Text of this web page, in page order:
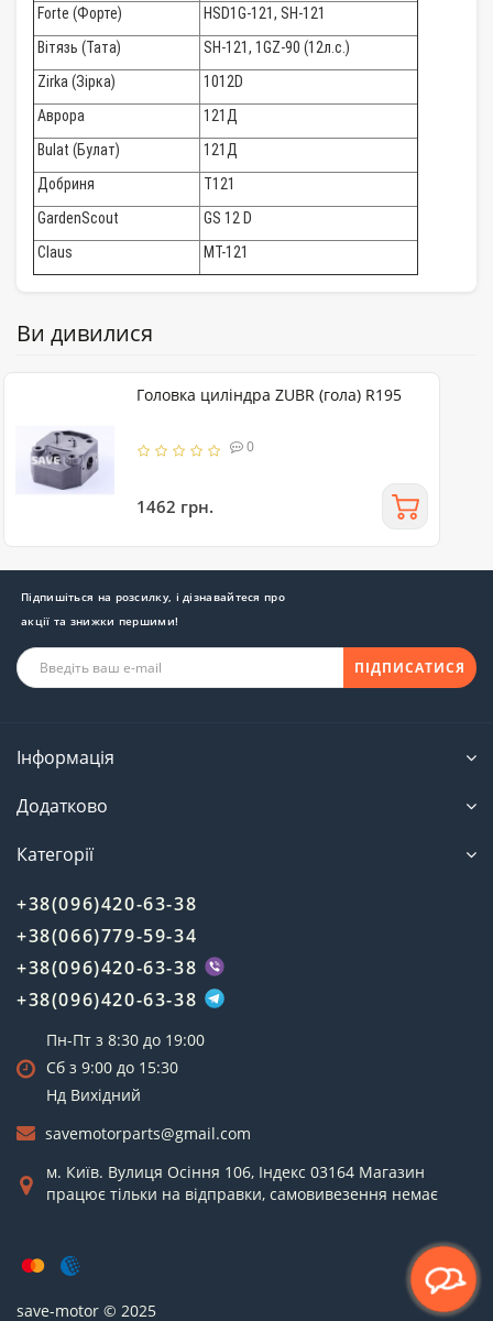
Forte (Форте)
HSD1G-121, SH-121
Вітязь (Тата)
SH-121, 1GZ-90 (12л.с.)
Zirka (Зірка)
1012D
Аврора
121Д
Bulat (Булат)
121Д
Добриня
T121
GardenScout
GS 12 D
Claus
MT-121
Ви дивилися
Головка циліндра ZUBR (гола) R195
0
1462 грн.
Підпишіться на розсилку, і дізнавайтеся про
акції та знижки першими!
ПІДПИСАТИСЯ
Інформація
Додатково
Категорії
+38(096)420-63-38
+38(066)779-59-34
+38(096)420-63-38
+38(096)420-63-38
Пн-Пт з 8:30 до 19:00
Сб з 9:00 до 15:30
Нд Вихідний
savemotorparts@gmail.com
м. Київ. Вулиця Осіння 106, Індекс 03164 Магазин
працює тільки на відправки, самовивезення немає
save-motor © 2025